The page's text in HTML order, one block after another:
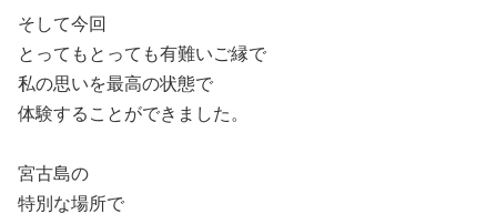
そして今回
とってもとっても有難いご縁で
私の思いを最高の状態で
体験することができました。
宮古島の
特別な場所で